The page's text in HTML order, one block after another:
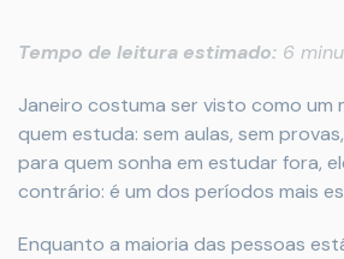
Tempo de leitura estimado: 6
Janeiro costuma ser visto como um
quem estuda: sem aulas, sem
para quem sonha em estudar fora,
contrário: é um dos períodos mais
Enquanto a maioria das pessoas